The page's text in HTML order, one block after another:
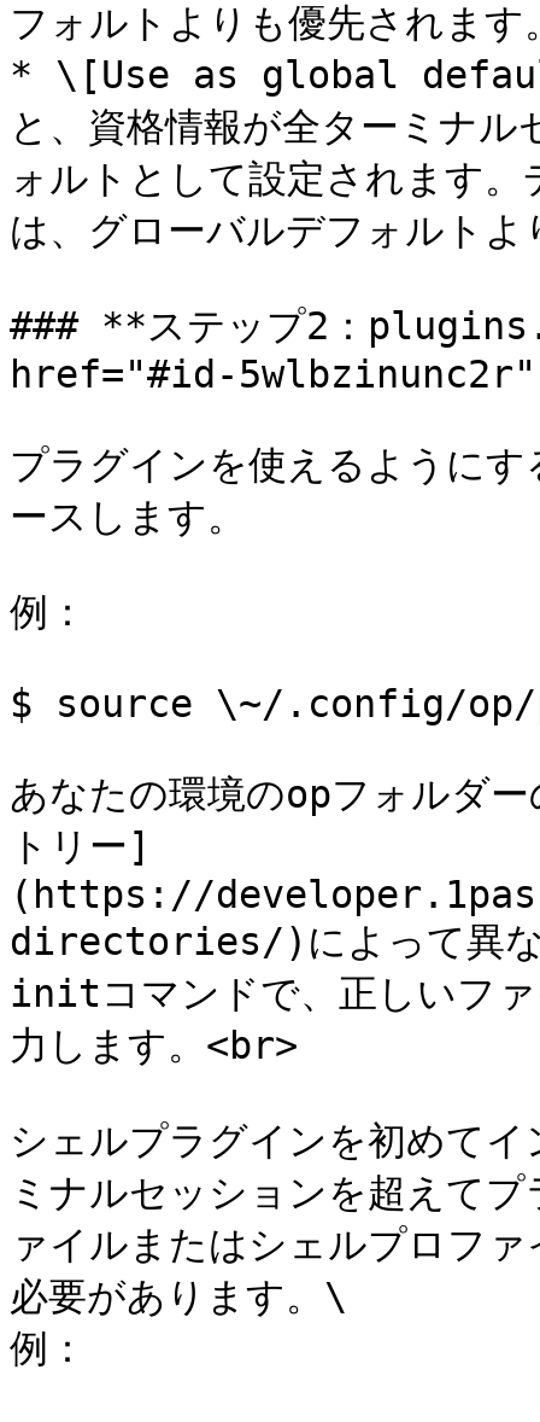
フォルトよりも優先されます
* \[Use as global
と、資格情報が全ターミナ
ォルトとして設定されます
は、グローバルデフォルト
### **ステップ2：
href="#id-
プラグインを使えるように
ースします。
例：
$ source \~/.config/
あなたの環境のopフォルダ
トリー]
(https://
directories/)によって異な
initコマンドで、正しいファ
力します。<br>
シェルプラグインを初めて
ミナルセッションを超えて
ァイルまたはシェルプロフ
必要があります。\
例：